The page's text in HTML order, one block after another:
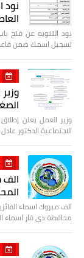
نود
نود التنويه عن فتح
تسجيل اسمك ضمن
وزير العمل يعلن
الاجتماعية الدكتور
الف
الف مبروك اسماء
محافظة ذي قار اسماء